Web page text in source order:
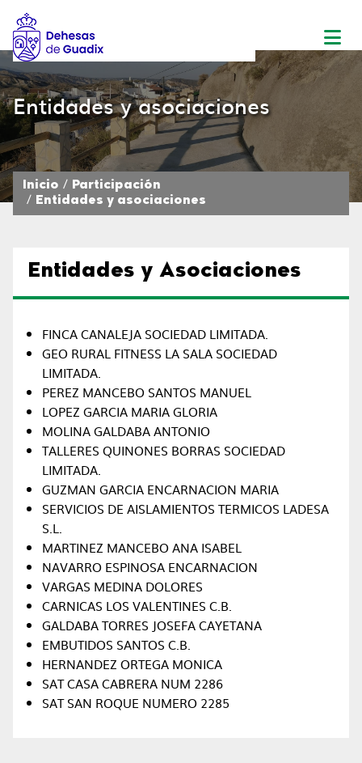
Entidades y asociaciones
Inicio
Participación
Entidades y asociaciones
Entidades y Asociaciones
FINCA CANALEJA SOCIEDAD LIMITADA.
GEO RURAL FITNESS LA SALA SOCIEDAD
LIMITADA.
PEREZ MANCEBO SANTOS MANUEL
LOPEZ GARCIA MARIA GLORIA
MOLINA GALDABA ANTONIO
TALLERES QUINONES BORRAS SOCIEDAD
LIMITADA.
GUZMAN GARCIA ENCARNACION MARIA
SERVICIOS DE AISLAMIENTOS TERMICOS LADESA
S.L.
MARTINEZ MANCEBO ANA ISABEL
NAVARRO ESPINOSA ENCARNACION
VARGAS MEDINA DOLORES
CARNICAS LOS VALENTINES C.B.
GALDABA TORRES JOSEFA CAYETANA
EMBUTIDOS SANTOS C.B.
HERNANDEZ ORTEGA MONICA
SAT CASA CABRERA NUM 2286
SAT SAN ROQUE NUMERO 2285